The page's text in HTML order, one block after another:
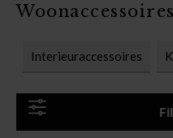
Interieuraccessoires
Woonaccessoires